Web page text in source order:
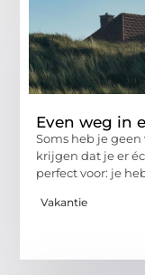
Even weg in
Soms heb je
krijgen dat je er
perfect voor: je
Vakantie